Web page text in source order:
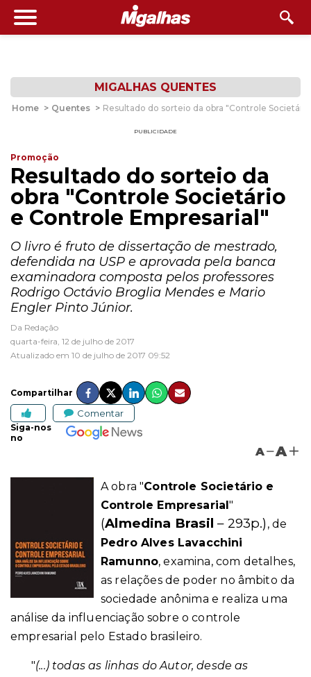
MIGALHAS QUENTES
Home > Quentes > Resultado do sorteio da obra "Controle
PUBLICIDADE
Promoção
Resultado do sorteio da
obra "Controle Societário
e Controle Empresarial"
O livro é fruto de dissertação de mestrado,
defendida na USP e aprovada pela banca
examinadora composta pelos professores
Rodrigo Octávio Broglia Mendes e Mario
Engler Pinto Júnior.
Da Redação
quarta-feira, 12 de julho de 2017
Atualizado em 10 de julho de 2017 09:52
Compartilhar
Comentar
Siga-nos
no
A A
A obra "Controle Societário e
Controle Empresarial"
(Almedina Brasil – 293p.) , de
Pedro Alves Lavacchini
Ramunno, examina, com detalhes,
as relações de poder no âmbito da
sociedade anônima e realiza uma
análise da influenciação sobre o controle
empresarial pelo Estado brasileiro.
"(...) todas as linhas do Autor, desde as